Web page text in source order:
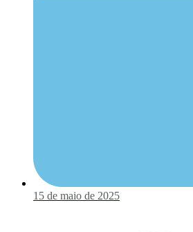
15 de maio de 2025